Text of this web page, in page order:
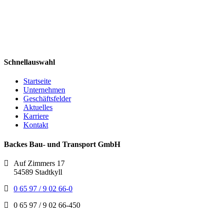
Schnellauswahl
Startseite
Unternehmen
Geschäftsfelder
Aktuelles
Karriere
Kontakt
Backes Bau- und Transport GmbH
Auf Zimmers 17
54589 Stadtkyll
0 65 97 / 9 02 66-0
0 65 97 / 9 02 66-450